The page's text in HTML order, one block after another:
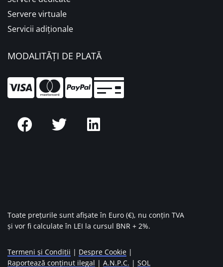
Servere virtuale
Servicii adiționale
MODALITĂȚI DE PLATĂ
Toate prețurile sunt afișate în Euro (€), nu conțin TVA
și vor fi calculate în LEI la cursul BNR + 2%.
Termeni și Condiții | Despre Cookie |
Raportează conținut ilegal | A.N.P.C. | SOL